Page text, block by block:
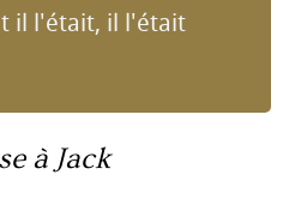
il l'était, il l'était
à Jack